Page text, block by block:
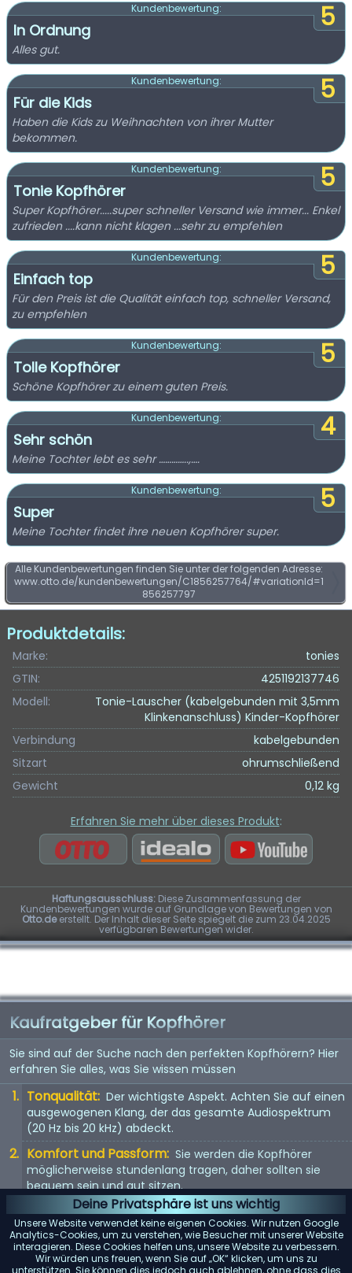
Deine Privatsphäre ist uns wichtig
Unsere Website verwendet keine eigenen Cookies. Wir nutzen Google
Analytics-Cookies, um zu verstehen, wie Besucher mit unserer Website
interagieren. Diese Cookies helfen uns, unsere Website zu verbessern.
Wir würden uns freuen, wenn Sie auf „OK“ klicken, um uns zu
unterstützen. Sie können dies jedoch auch ablehnen, ohne dass dies
5
Kundenbewertung:
In Ordnung
Alles gut.
5
Kundenbewertung:
Für die Kids
Haben die Kids zu Weihnachten von ihrer Mutter
bekommen.
5
Kundenbewertung:
Tonie Kopfhörer
Super Kopfhörer.....super schneller Versand wie immer... Enkel
zufrieden ....kann nicht klagen ...sehr zu empfehlen
5
Kundenbewertung:
Einfach top
Für den Preis ist die Qualität einfach top, schneller Versand,
zu empfehlen
5
Kundenbewertung:
Tolle Kopfhörer
Schöne Kopfhörer zu einem guten Preis.
4
Kundenbewertung:
Sehr schön
Meine Tochter lebt es sehr …………..,….
5
Kundenbewertung:
Super
Meine Tochter findet ihre neuen Kopfhörer super.
Alle Kundenbewertungen finden Sie unter der folgenden Adresse:
www.otto.de/kundenbewertungen/C1856257764/#variationId=1
856257797
Produktdetails:
Marke:
tonies
GTIN:
4251192137746
Modell:
Tonie-Lauscher (kabelgebunden mit 3,5mm
Klinkenanschluss) Kinder-Kopfhörer
Verbindung
kabelgebunden
Sitzart
ohrumschließend
Gewicht
0,12 kg
Erfahren Sie mehr über dieses Produkt:
Haftungsausschluss:Diese Zusammenfassung der
Kundenbewertungen wurde auf Grundlage von Bewertungen von
Otto.deerstellt. Der Inhalt dieser Seite spiegelt die zum 23.04.2025
verfügbaren Bewertungen wider.
Kaufratgeber für Kopfhörer
Sie sind auf der Suche nach den perfekten Kopfhörern? Hier
erfahren Sie alles, was Sie wissen müssen
Tonqualität: Der wichtigste Aspekt. Achten Sie auf einen
ausgewogenen Klang, der das gesamte Audiospektrum
(20 Hz bis 20 kHz) abdeckt.
Komfort und Passform: Sie werden die Kopfhörer
möglicherweise stundenlang tragen, daher sollten sie
bequem sein und gut sitzen.
Kopfhörertyp: In-Ear, On-Ear oder Over-Ear? Jeder Typ
hat seine Vor- und Nachteile. Wählen Sie entsprechend
Ihren Vorlieben.
Mit Kabel oder kabellos: Kabellose Kopfhörer bieten